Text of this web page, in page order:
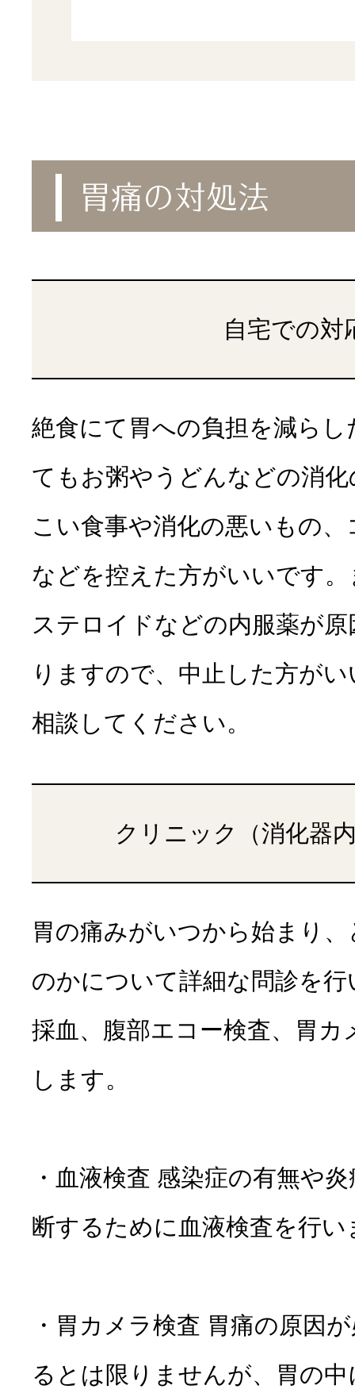
胃痛の対処法
自宅での対
絶食にて胃への負担を減ら
てもお粥やうどんなどの消
こい食事や消化の悪いもの
などを控えた方がいいです
ステロイドなどの内服薬が
りますので、中止した方が
相談してください。
クリニック（消化器
胃の痛みがいつから始まり
のかについて詳細な問診を
採血、腹部エコー検査、胃カ
します。
・血液検査 感染症の有無や
断するために血液検査を行い
・胃カメラ検査 胃痛の原因
るとは限りませんが、胃の